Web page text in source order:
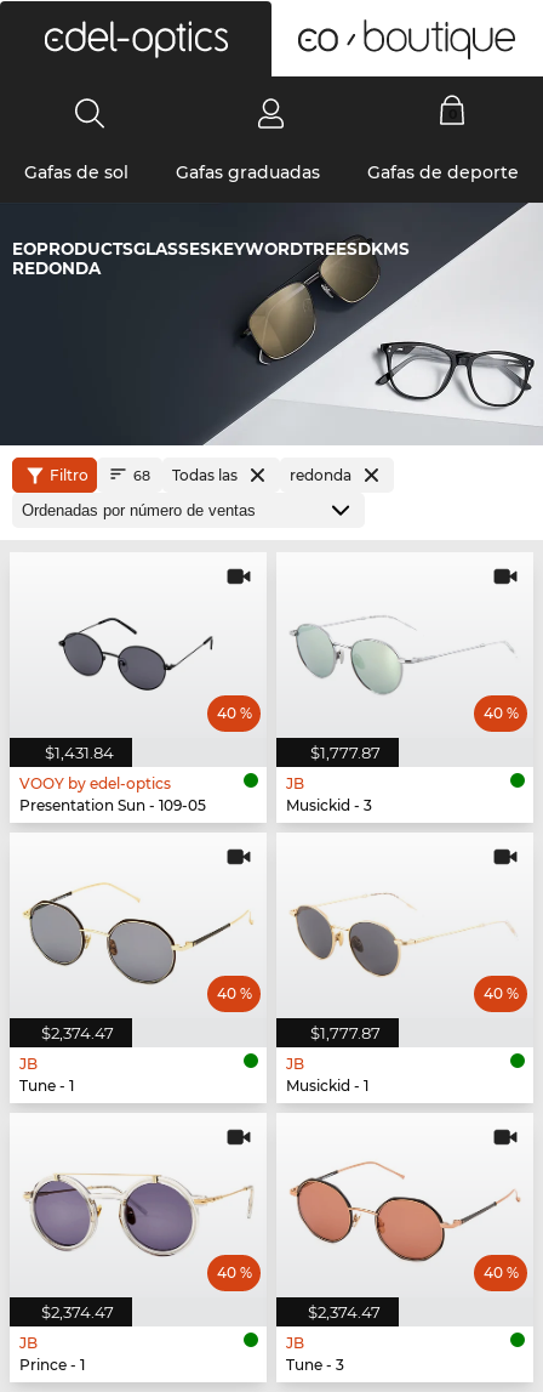
Gafas de sol Gafas graduadas Gafas de deporte
EOPRODUCTSGLASSESKEYWORDTREESDKMS
REDONDA
Filtro 68 Todas las redonda
$1,431.84
40 %
VOOY by edel-optics
Presentation Sun - 109-05
$1,777.87
40 %
JB
Musickid - 3
$2,374.47
40 %
JB
Tune - 1
$1,777.87
40 %
JB
Musickid - 1
$2,374.47
40 %
JB
Prince - 1
$2,374.47
40 %
JB
Tune - 3